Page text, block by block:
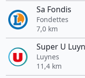
Sa Fondis
Fondettes
7,0 km
Super U
Luynes
11,4 km